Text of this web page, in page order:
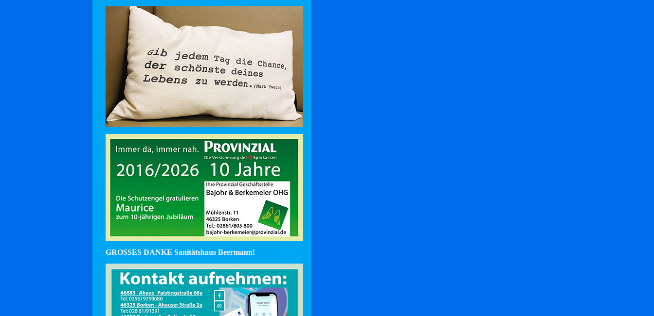
GROSSES DANKE Sanitätshaus Beermann!